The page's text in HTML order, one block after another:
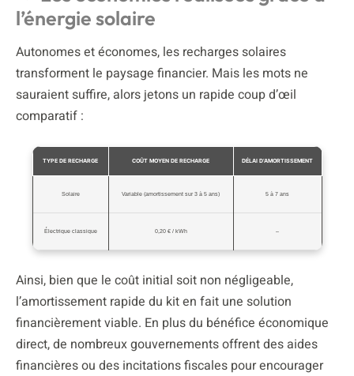
l’énergie solaire
Autonomes et économes, les recharges solaires
transforment le paysage financier. Mais les mots ne
sauraient suffire, alors jetons un rapide coup d’œil
comparatif :
TYPE DE RECHARGE COÛT MOYEN DE RECHARGE DÉLAI D’AMORTISSEMENT
Solaire Variable (amortissement sur 3 à 5 ans) 5 à 7 ans
Électrique classique 0,20 € / kWh –
Ainsi, bien que le coût initial soit non négligeable,
l’amortissement rapide du kit en fait une solution
financièrement viable. En plus du bénéfice économique
direct, de nombreux gouvernements offrent des aides
financières ou des incitations fiscales pour encourager